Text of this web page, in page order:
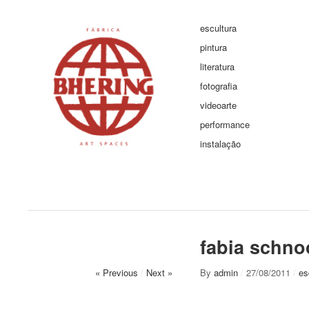
escultura
pintura
literatura
fotografia
videoarte
performance
instalação
fabia
« Previous / Next » By admin / 27/08/2011 /